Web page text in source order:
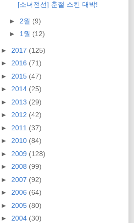
[소녀전선] 춘절 스킨 대박!
► 2월 (9)
► 1월 (12)
► 2017 (125)
► 2016 (71)
► 2015 (47)
► 2014 (25)
► 2013 (29)
► 2012 (42)
► 2011 (37)
► 2010 (84)
► 2009 (128)
► 2008 (99)
► 2007 (92)
► 2006 (64)
► 2005 (80)
► 2004 (30)